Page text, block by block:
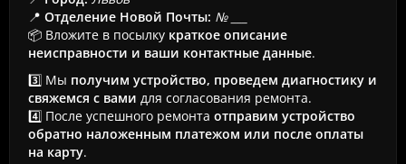
📍 Отделение Новой Почты: № ___
📦 Вложите в посылку краткое описание
неисправности и ваши контактные данные.
3️⃣ Мы получим устройство, проведем диагностику и
свяжемся с вами для согласования ремонта.
4️⃣ После успешного ремонта отправим устройство
обратно наложенным платежом или после оплаты
на карту.